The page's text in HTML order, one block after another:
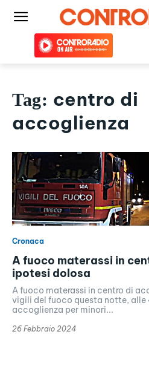
Tag: centro di
accoglienza
Cronaca
A fuoco materassi in
ipotesi dolosa
A fuoco materassi in centro di
vigili del fuoco questa notte, alle
accoglienza per minori...
26 Febbraio 2024